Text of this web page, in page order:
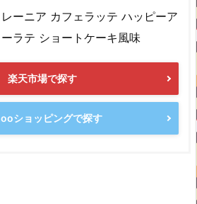
ーニア カフェラッテ ハッピーア
ラテ ショートケーキ風味
楽天市場で探す
ショッピングで探す